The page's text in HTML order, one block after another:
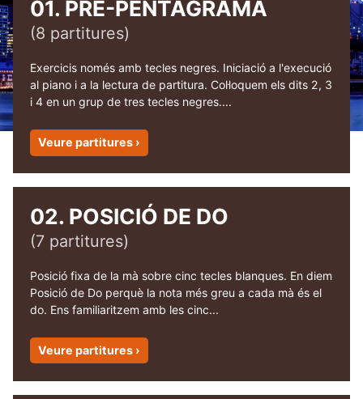
menu
Nivell 1
Nivell 2
Nivell 3
Nivell 4
Repertori
Bloc
Compte
Youtube
01. PRE-PENTAGRAMA
(8 partitures)
Exercicis només amb tecles negres. Iniciació a l'execució
al piano i a la lectura de partitura. Col·loquem els dits 2, 3
i 4 en un grup de tres tecles negres....
Veure partitures ›
02. POSICIÓ DE DO
(7 partitures)
Posició fixa de la mà sobre cinc tecles blanques. En diem
Posició de Do perquè la nota més greu a cada mà és el
do. Ens familiaritzem amb les cinc...
Veure partitures ›